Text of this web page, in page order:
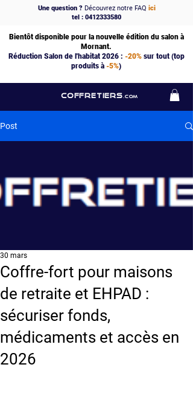
COFFRETIERS .COM
Une question ?Découvrez notre FAQ ici
tel : 0412333580
Bientôt disponible pour la nouvelle édition du salon à
Mornant.
Réduction Salon de l'habitat 2026 : -20%sur tout (top
produits à -5%)
Post
Coffre-fort pour maisons
de retraite et EHPAD :
sécuriser fonds,
médicaments et accès en
2026
30 mars